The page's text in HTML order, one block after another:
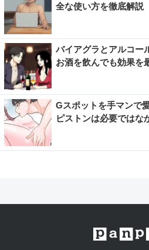
全な使い方を徹底解説
バイアグラとアルコー
お酒を飲んでも効果を
Gスポットを手マンで
ピストンは必要ではな